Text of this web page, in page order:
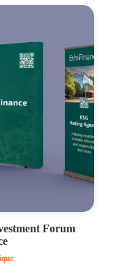
Forum